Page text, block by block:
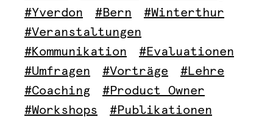
#Yverdon
#Bern
#Winterthur
#Veranstaltungen
#Kommunikation
#Evaluationen
#Umfragen
#Vorträge
#Lehre
#Coaching
#Product Owner
#Workshops
#Publikationen